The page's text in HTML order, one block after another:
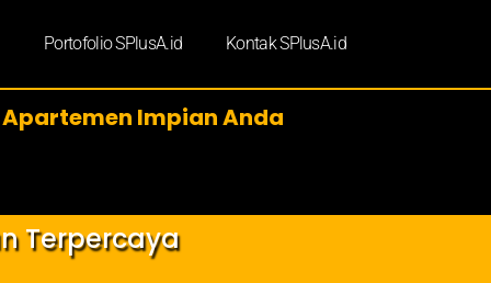
Portofolio SPlusA.id Kontak SPlusA.id
Impian Anda
Terpercaya